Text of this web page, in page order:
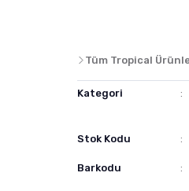
Tüm Tropical
Kategori
Stok Kodu
Barkodu